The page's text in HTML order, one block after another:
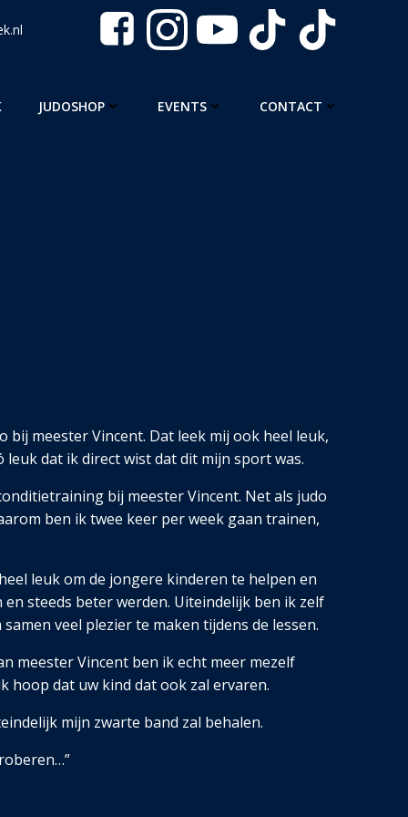
JUDOSHOP EVENTS CONTACT
bij meester Vincent. Dat leek mij ook heel leuk,
dat ik direct wist dat dit mijn sport was.
bij meester Vincent. Net als judo
ben ik twee keer per week gaan trainen,
leuk om de jongere kinderen te helpen en
steeds beter werden. Uiteindelijk ben ik zelf
veel plezier te maken tijdens de lessen.
meester Vincent ben ik echt meer mezelf
hoop dat uw kind dat ook zal ervaren.
mijn zwarte band zal behalen.